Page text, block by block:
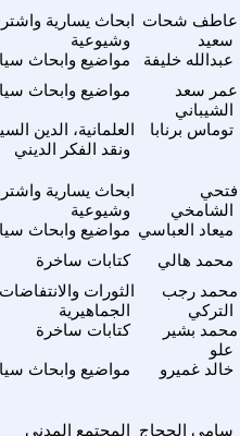
ابحاث يسارية
وشيوعية
عاطف شحات
سعيد
مواضيع وابحاث عبدالله خليفة
مواضيع وابحاث
عمر سعد
الشيباني
العلمانية، الدين
ونقد الفكر الديني
توماس برنابا
ابحاث يسارية
وشيوعية
فتحي
الشامخي
مواضيع وابحاث ميعاد العباسي
كتابات ساخرة
محمد هالي
الثورات والانتفاضات
الجماهيرية
محمد رجب
التركي
كتابات ساخرة
محمد بشير
علو
مواضيع وابحاث خالد غميرو
المجتمع المدني سامي الحجاج